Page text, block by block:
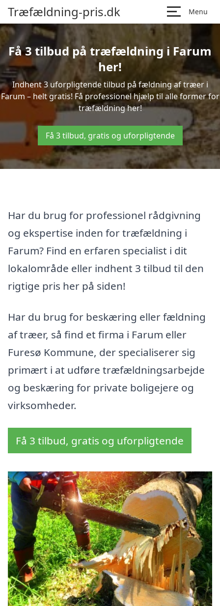
Træfældning-pris.dk Menu
Få 3 tilbud på træfældning i Farum
her!
Indhent 3 uforpligtende tilbud på fældning af træer i
Farum – helt gratis! Få professionel hjælp til alle former for
træfældning her!
Få 3 tilbud, gratis og uforpligtende
Har du brug for professionel rådgivning
og ekspertise inden for træfældning i
Farum? Find en erfaren specialist i dit
lokalområde eller indhent 3 tilbud til den
rigtige pris her på siden!
Har du brug for beskæring eller fældning
af træer, så find et firma i Farum eller
Furesø Kommune, der specialiserer sig
primært i at udføre træfældningsarbejde
og beskæring for private boligejere og
virksomheder.
Få 3 tilbud, gratis og uforpligtende